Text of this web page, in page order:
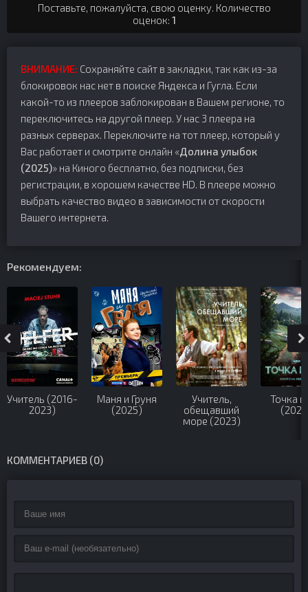
Поставьте, пожалуйста, свою оценку. Количество
оценок: 1
ВНИМАНИЕ: Сохраняйте сайт в закладки, так как из-за
блокировок нас нет в поиске Яндекса и Гугла. Если
какой-то из плееров заблокирован в Вашем регионе, то
переключитесь на другой плеер. У нас 3 плеера на
разных серверах. Переключите на тот плеер, который у
Вас работает и смотрите онлайн «Долина улыбок
(2025)» на Киного бесплатно, без подписки, без
регистрации, в хорошем качестве HD. В плеере можно
выбрать качество видео в зависимости от скорости
Вашего интернета.
Рекомендуем:
Учитель (2016-
2023)
Маня и Груня
(2025)
Учитель,
обещавший
море (2023)
Точка
КОММЕНТАРИЕВ (0)